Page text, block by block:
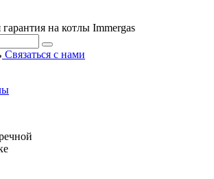
на котлы Immergas
Связаться с нами